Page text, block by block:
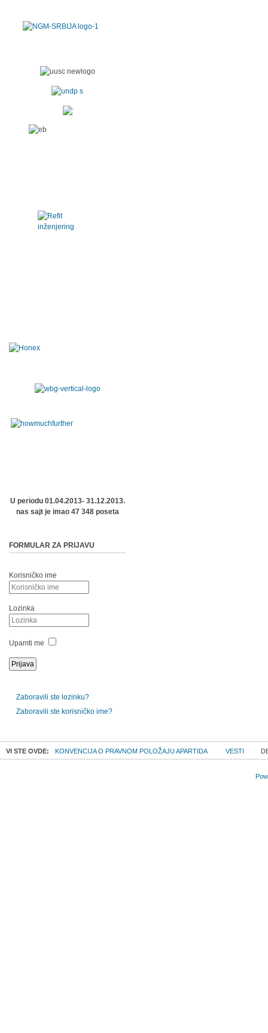
U periodu 01.04.2013- 31.12.2013.
nas sajt je imao 47 348 poseta
FORMULAR ZA PRIJAVU
Korisničko ime
Lozinka
Upamti me
Zaboravili ste lozinku?
Zaboravili ste korisničko ime?
VI STE OVDE: KONVENCIJA O PRAVNOM POLOŽAJU APARTIDA VESTI